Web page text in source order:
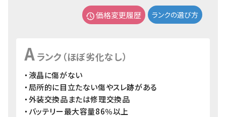
価格変更履歴 ランクの選び方
Aランク（ほぼ劣化なし）
・液晶に傷がない
・局所的に目立たない傷やスレ跡がある
・外装交換品または修理交換品
・バッテリー最大容量86％以上